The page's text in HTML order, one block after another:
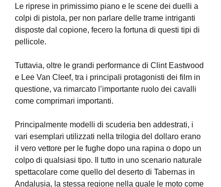
Le riprese in primissimo piano e le scene dei duelli a
colpi di pistola, per non parlare delle trame intriganti
disposte dal copione, fecero la fortuna di questi tipi di
pellicole.
Tuttavia, oltre le grandi performance di Clint Eastwood
e Lee Van Cleef, tra i principali protagonisti dei film in
questione, va rimarcato l’importante ruolo dei cavalli
come comprimari importanti.
Principalmente modelli di scuderia ben addestrati, i
vari esemplari utilizzati nella trilogia del dollaro erano
il vero vettore per le fughe dopo una rapina o dopo un
colpo di qualsiasi tipo. Il tutto in uno scenario naturale
spettacolare come quello del deserto di Tabernas in
Andalusia, la stessa regione nella quale le moto come